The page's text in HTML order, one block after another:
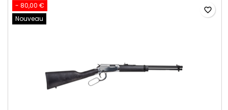
- 80,00 €
Nouveau
favorite_border